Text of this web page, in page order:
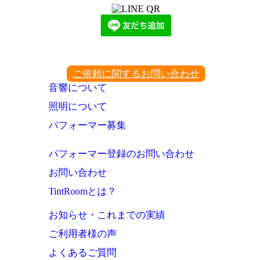
ご依頼に関するお問い合わせ
音響について
照明について
パフォーマー募集
パフォーマー登録のお問い合わせ
お問い合わせ
TintRoomとは？
お知らせ・これまでの実績
ご利用者様の声
よくあるご質問